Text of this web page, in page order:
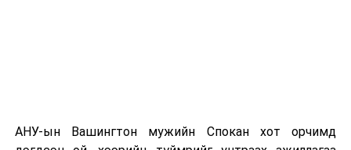
АНУ-ын Вашингтон мужийн Спокан хот орчимд